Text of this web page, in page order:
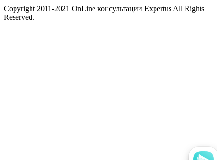
Copyright 2011-2021 OnLine консультации Expertus All Rights
Reserved.